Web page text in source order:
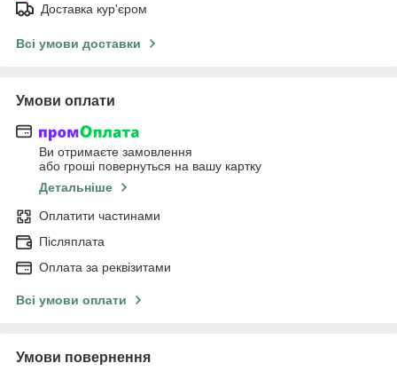
Доставка кур'єром
Всі умови доставки
Умови оплати
Ви отримаєте замовлення
або гроші повернуться на вашу картку
Детальніше
Оплатити частинами
Післяплата
Оплата за реквізитами
Всі умови оплати
Умови повернення